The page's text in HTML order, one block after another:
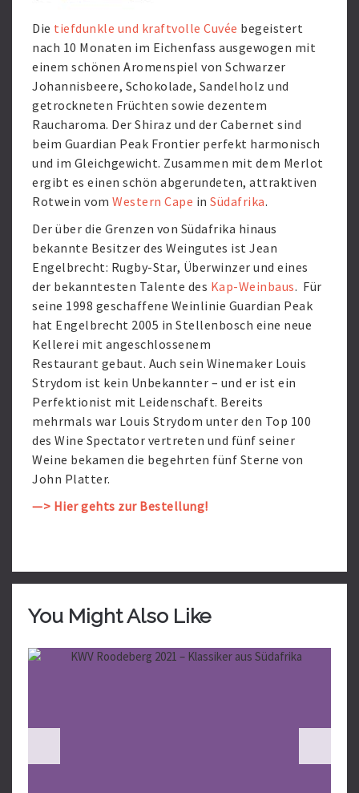
Die tiefdunkle und kraftvolle Cuvée begeistert
nach 10 Monaten im Eichenfass ausgewogen mit
einem schönen Aromenspiel von Schwarzer
Johannisbeere, Schokolade, Sandelholz und
getrockneten Früchten sowie dezentem
Raucharoma. Der Shiraz und der Cabernet sind
beim Guardian Peak Frontier perfekt harmonisch
und im Gleichgewicht. Zusammen mit dem Merlot
ergibt es einen schön abgerundeten, attraktiven
Rotwein vom Western Cape in Südafrika.
Der über die Grenzen von Südafrika hinaus
bekannte Besitzer des Weingutes ist Jean
Engelbrecht: Rugby-Star, Überwinzer und eines
der bekanntesten Talente des Kap-Weinbaus. Für
seine 1998 geschaffene Weinlinie Guardian Peak
hat Engelbrecht 2005 in Stellenbosch eine neue
Kellerei mit angeschlossenem
Restaurant gebaut. Auch sein Winemaker Louis
Strydom ist kein Unbekannter – und er ist ein
Perfektionist mit Leidenschaft. Bereits
mehrmals war Louis Strydom unter den Top 100
des Wine Spectator vertreten und fünf seiner
Weine bekamen die begehrten fünf Sterne von
John Platter.
—> Hier gehts zur Bestellung!
You Might Also Like